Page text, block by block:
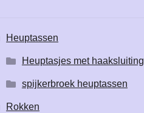
Heuptassen
Heuptasjes met haaksluiting
spijkerbroek heuptassen
Rokken